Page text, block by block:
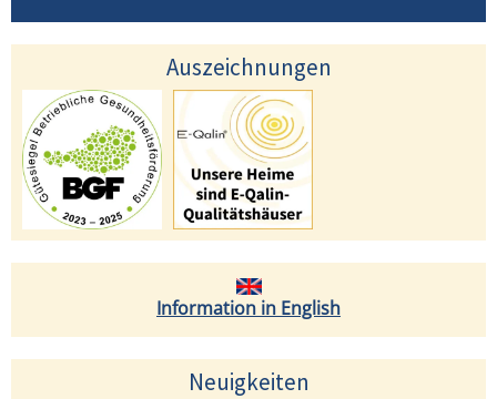
Auszeichnungen
Information in English
Neuigkeiten